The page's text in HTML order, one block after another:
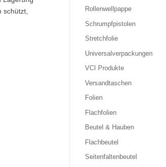
schützt,
Rollenwellpappe
Schrumpfpistolen
Stretchfolie
Universalverpackungen
VCI Produkte
Versandtaschen
Folien
Flachfolien
Beutel & Hauben
Flachbeutel
Seitenfaltenbeutel